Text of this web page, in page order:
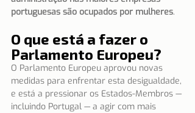
portuguesas são ocupados por mulheres.
O que está a fazer o
Parlamento Europeu?
O Parlamento Europeu aprovou novas
medidas para enfrentar esta desigualdade,
e está a pressionar os Estados-Membros —
incluindo Portugal — a agir com mais